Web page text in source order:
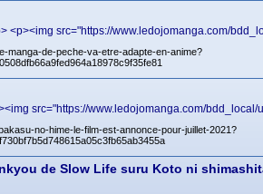
src="https://www.ledojomanga.com/
manga-de-peche-va-etre-adapte-en-anime?
src="https://www.ledojomanga.com/
no-hime-le-film-est-annonce-pour-juillet-2021?
de Slow Life suru Koto ni